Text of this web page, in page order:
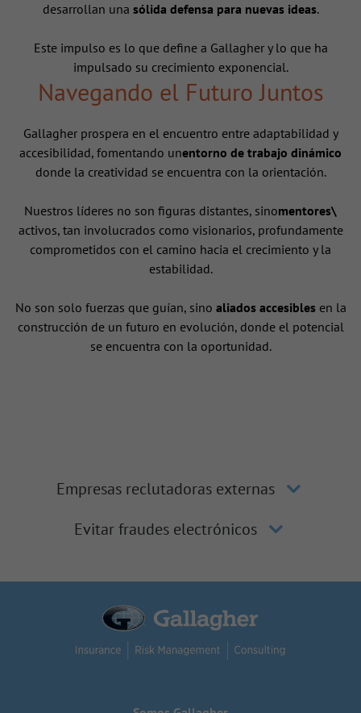
desarrollan una sólida defensa para nuevas ideas.
Este impulso es lo que define a Gallagher y lo que ha
impulsado su crecimiento exponencial.
Navegando el Futuro Juntos
Gallagher prospera en el encuentro entre adaptabilidad y
accesibilidad, fomentando unentorno de trabajo dinámico
donde la creatividad se encuentra con la orientación.
Nuestros líderes no son figuras distantes, sinomentores\
activos, tan involucrados como visionarios, profundamente
comprometidos con el camino hacia el crecimiento y la
estabilidad.
No son solo fuerzas que guían, sino aliados accesiblesen la
construcción de un futuro en evolución, donde el potencial
se encuentra con la oportunidad.
Empresas reclutadoras externas
Evitar fraudes electrónicos